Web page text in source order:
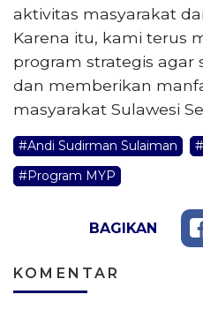
aktivitas masyarakat
Karena itu, kami terus
program strategis agar
dan memberikan
masyarakat Sulawesi
#Andi Sudirman Sulaiman
#Program MYP
BAGIKAN
KOMENTAR